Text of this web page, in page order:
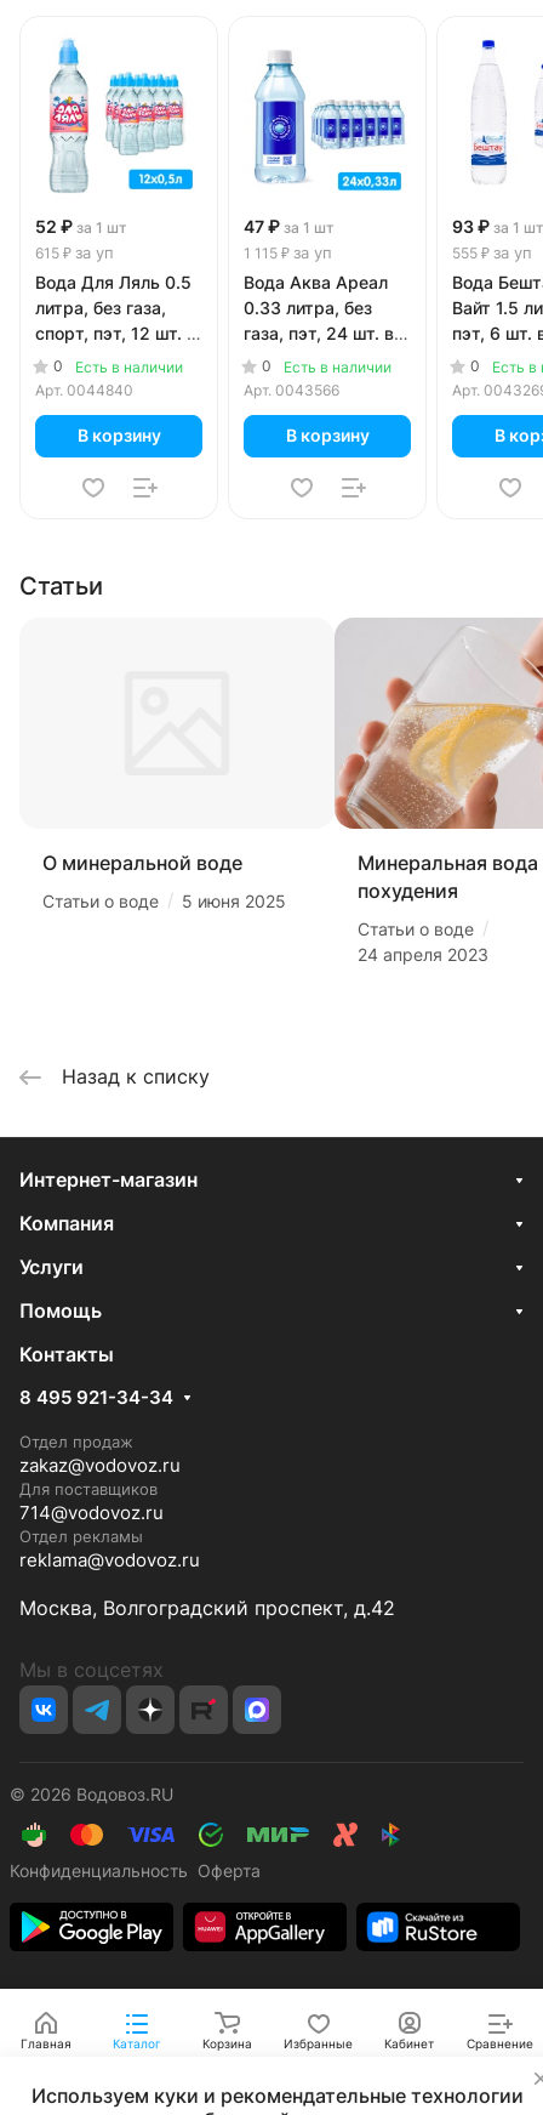
52 ₽ за 1 шт
615 ₽ за уп
Вода Для Ляль 0.5
литра, без газа,
спорт, пэт, 12 шт. в
уп.0
Есть в наличии
Арт. 0044840
В корзину
47 ₽ за 1 шт
1 115 ₽ за уп
Вода Аква Ареал
0.33 литра, без
газа, пэт, 24 шт. в
уп.0
Есть в наличии
Арт. 0043566
В корзину
93 ₽ за 1 шт
555 ₽ за уп
Вода
Вайт 1.5
пэт, 6 шт.
0
Есть в
Арт.
В
Статьи
О минеральной воде
Статьи о воде / 5 июня 2025
Минеральная вода
похудения
Статьи о воде /
24 апреля 2023
Назад к списку
Интернет-магазин
Компания
Услуги
Помощь
Контакты
8 495 921-34-34
Отдел продаж
zakaz@vodovoz.ru
Для поставщиков
714@vodovoz.ru
Отдел рекламы
reklama@vodovoz.ru
Москва, Волгоградский проспект, д.42
Мы в соцсетях
© 2026 Водовоз.RU
Конфиденциальность Оферта
Главная Каталог Корзина Избранные Кабинет Сравнение
Используем куки и рекомендательные технологии